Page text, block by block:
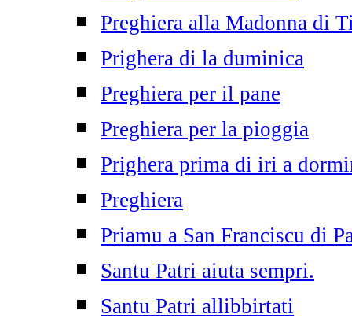
Preghiera alla Madonna di
Prighera di la duminica
Preghiera per il pane
Preghiera per la pioggia
Prighera prima di iri a
Preghiera
Priamu a San Franciscu di
Santu Patri aiuta sempri.
Santu Patri allibbirtati